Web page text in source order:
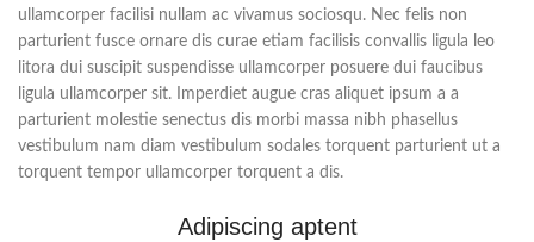
ullamcorper facilisi nullam ac vivamus sociosqu. Nec felis non
parturient fusce ornare dis curae etiam facilisis convallis ligula leo
litora dui suscipit suspendisse ullamcorper posuere dui faucibus
ligula ullamcorper sit. Imperdiet augue cras aliquet ipsum a a
parturient molestie senectus dis morbi massa nibh phasellus
vestibulum nam diam vestibulum sodales torquent parturient ut a
torquent tempor ullamcorper torquent a dis.
Adipiscing aptent